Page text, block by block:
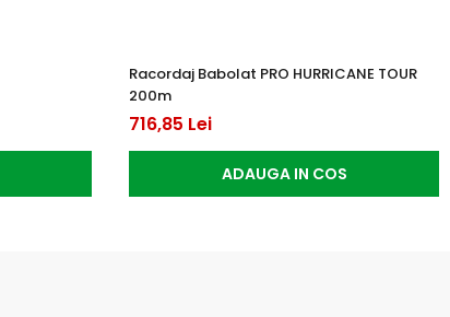
Racordaj Babolat PRO HURRICANE TOUR
200m
716,85 Lei
ADAUGA IN COS